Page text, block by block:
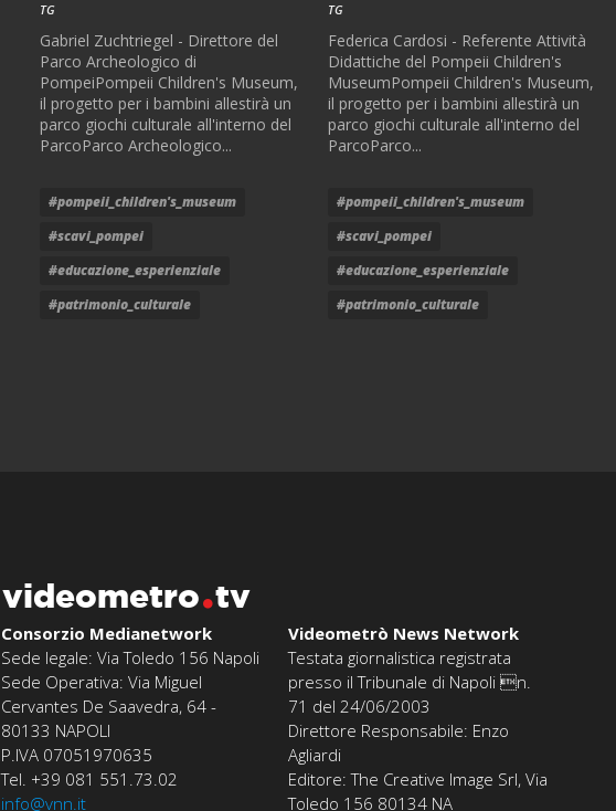
TG
Gabriel Zuchtriegel - Direttore del
Parco Archeologico di
PompeiPompeii Children's Museum,
il progetto per i bambini allestirà un
parco giochi culturale all'interno del
ParcoParco Archeologico...
#pompeii_children's_museum
#scavi_pompei
#educazione_esperienziale
#patrimonio_culturale
TG
Federica Cardosi - Referente Attività
Didattiche del Pompeii Children's
MuseumPompeii Children's Museum,
il progetto per i bambini allestirà un
parco giochi culturale all'interno del
ParcoParco...
#pompeii_children's_museum
#scavi_pompei
#educazione_esperienziale
#patrimonio_culturale
videometro tv
Consorzio Medianetwork
Sede legale: Via Toledo 156 Napoli
Sede Operativa: Via Miguel
Cervantes De Saavedra, 64 -
80133 NAPOLI
P.IVA 07051970635
Tel. +39 081 551.73.02
info@vnn.it
Videometrò News Network
Testata giornalistica registrata
presso il Tribunale di Napoli n.
71 del 24/06/2003
Direttore Responsabile: Enzo
Agliardi
Editore: The Creative Image Srl, Via
Toledo 156 80134 NA